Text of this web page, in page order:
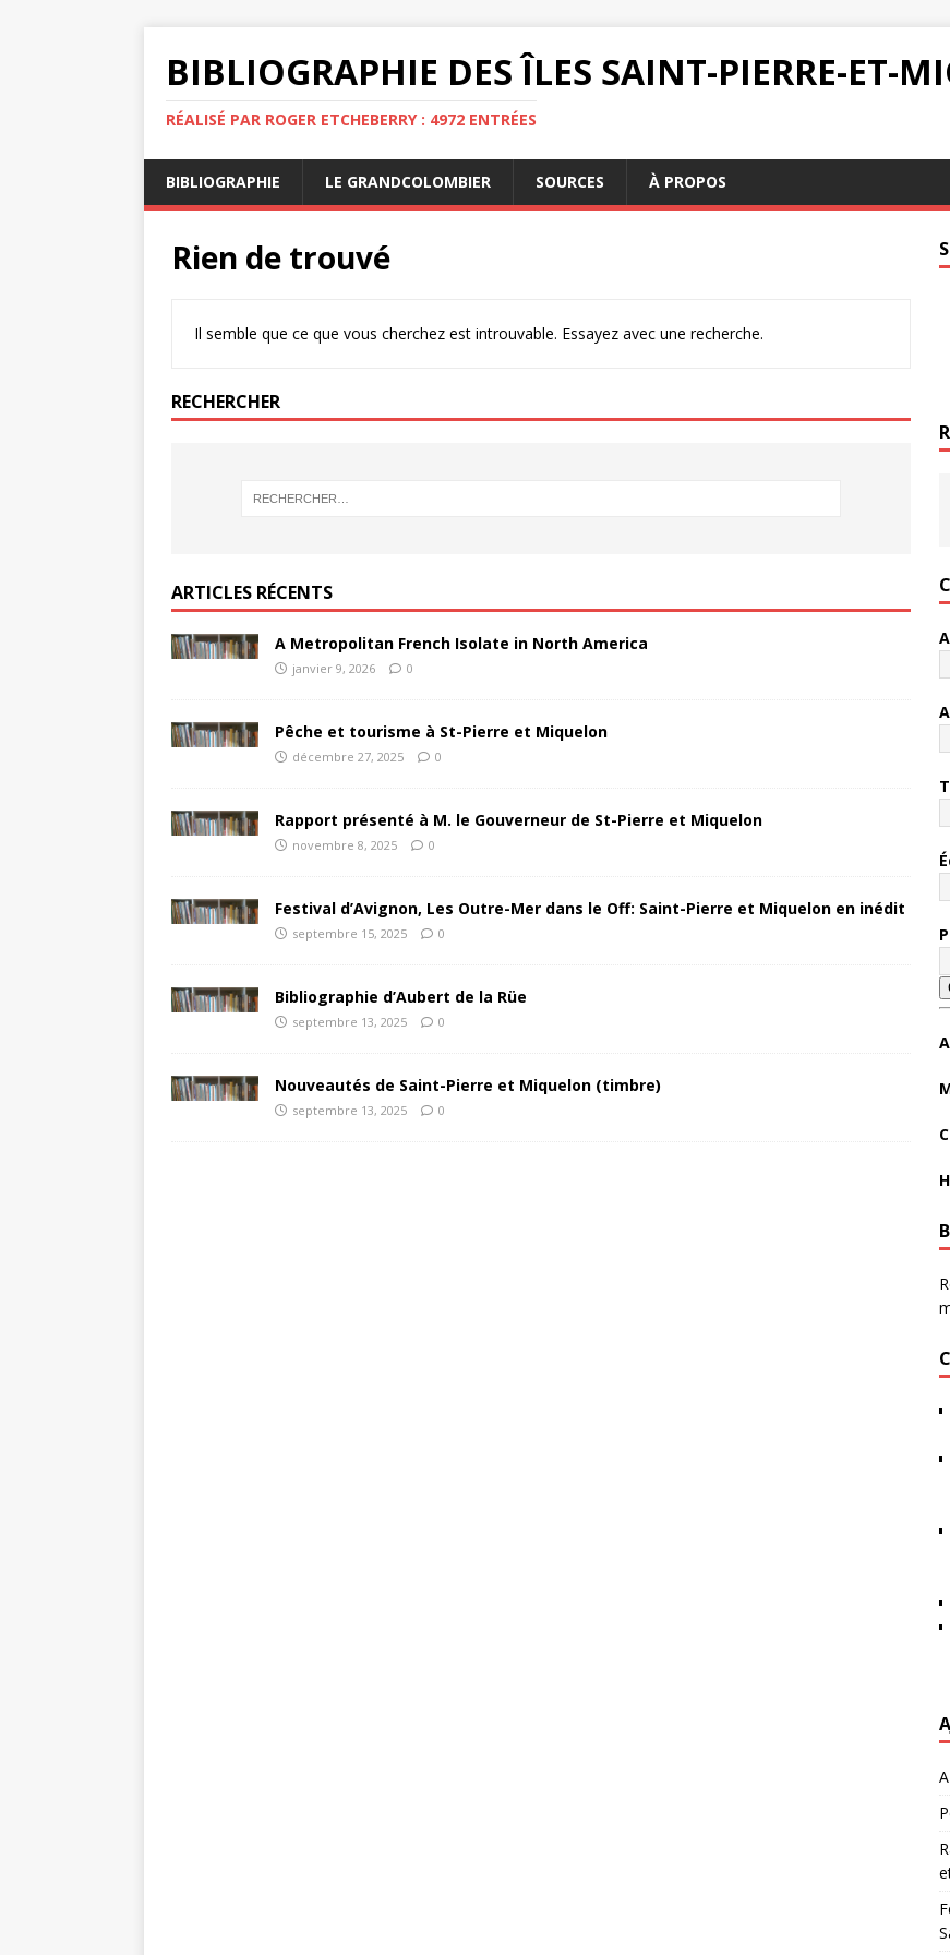
BIBLIOGRAPHIE DES ÎLES SAINT-PIERRE-ET-
RÉALISÉ PAR ROGER ETCHEBERRY : 4972 ENTRÉES
BIBLIOGRAPHIE LE GRANDCOLOMBIER SOURCES À PROPOS
Rien de trouvé
Il semble que ce que vous cherchez est introuvable. Essayez avec une recherche.
RECHERCHER
ARTICLES RÉCENTS
A Metropolitan French Isolate in North America
janvier 9, 2026 0
Pêche et tourisme à St-Pierre et Miquelon
décembre 27, 2025 0
Rapport présenté à M. le Gouverneur de St-Pierre et Miquelon
novembre 8, 2025 0
Festival d’Avignon, Les Outre-Mer dans le Off: Saint-Pierre et Miquelon en inédit
septembre 15, 2025 0
Bibliographie d’Aubert de la Rüe
septembre 13, 2025 0
Nouveautés de Saint-Pierre et Miquelon (timbre)
septembre 13, 2025 0